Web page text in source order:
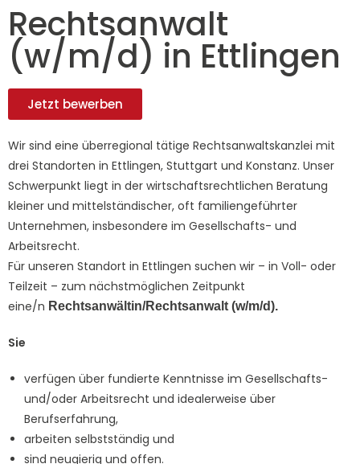
Rechtsanwalt
(w/m/d) in Ettlingen
Jetzt bewerben
Wir sind eine überregional tätige Rechtsanwaltskanzlei mit
drei Standorten in Ettlingen, Stuttgart und Konstanz. Unser
Schwerpunkt liegt in der wirtschaftsrechtlichen Beratung
kleiner und mittelständischer, oft familiengeführter
Unternehmen, insbesondere im Gesellschafts- und
Arbeitsrecht.
Für unseren Standort in Ettlingen suchen wir – in Voll- oder
Teilzeit – zum nächstmöglichen Zeitpunkt
eine/n Rechtsanwältin/Rechtsanwalt (w/m/d).
Sie
verfügen über fundierte Kenntnisse im Gesellschafts-
und/oder Arbeitsrecht und idealerweise über
Berufserfahrung,
arbeiten selbstständig und
sind neugierig und offen.